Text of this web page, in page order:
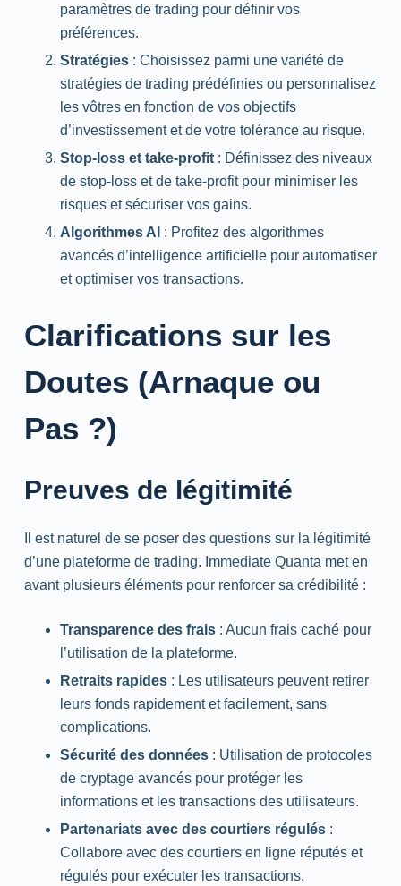
paramètres de trading pour définir vos
préférences.
Stratégies: Choisissez parmi une variété de
stratégies de trading prédéfinies ou personnalisez
les vôtres en fonction de vos objectifs
d’investissement et de votre tolérance au risque.
Stop-loss et take-profit: Définissez des niveaux
de stop-loss et de take-profit pour minimiser les
risques et sécuriser vos gains.
Algorithmes AI : Profitez des algorithmes
avancés d’intelligence artificielle pour automatiser
et optimiser vos transactions.
Clarifications sur les
Doutes (Arnaque ou
Pas ?)
Preuves de légitimité
Il est naturel de se poser des questions sur la légitimité
d’une plateforme de trading. Immediate Quanta met en
avant plusieurs éléments pour renforcer sa crédibilité :
Transparence des frais: Aucun frais caché pour
l’utilisation de la plateforme.
Retraits rapides: Les utilisateurs peuvent retirer
leurs fonds rapidement et facilement, sans
complications.
Sécurité des données: Utilisation de protocoles
de cryptage avancés pour protéger les
informations et les transactions des utilisateurs.
Partenariats avec des courtiers régulés:
Collabore avec des courtiers en ligne réputés et
régulés pour exécuter les transactions.